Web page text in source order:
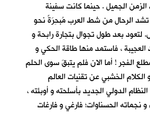
الجميل . حينما كانت سفينة
تشد الرحال من شط العرب مُبحِرَةً نحو
بعد طول تجوال بتجارة رابحة و
، فاستمد منها طاقة الحكي و
الفجر ! أما الان فلم يتبقَ سوى الحلم
الخشبي عن تقنيات العالم
الدولي الجديد بأسلحته و أوبئته ،
و نجماته الحسناوات؛ فارغي و فارغات